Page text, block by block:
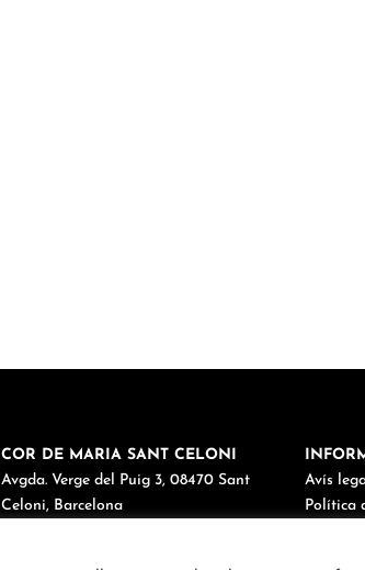
COR DE MARIA SANT CELONI
Avgda. Verge del Puig 3, 08470 Sant
Celoni, Barcelona
Avís
Política